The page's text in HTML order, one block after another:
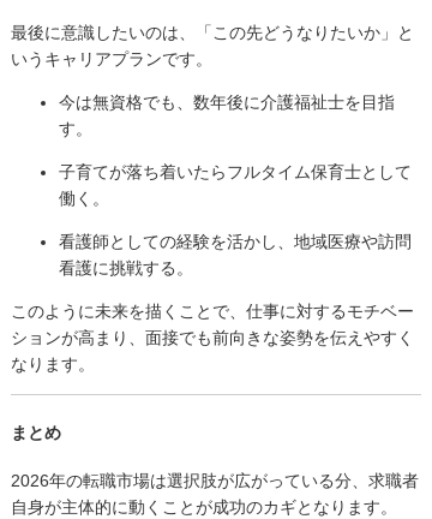
最後に意識したいのは、「この先どうなりたいか」と
いうキャリアプランです。
今は無資格でも、数年後に介護福祉士を目指
す。
子育てが落ち着いたらフルタイム保育士として
働く。
看護師としての経験を活かし、地域医療や訪問
看護に挑戦する。
このように未来を描くことで、仕事に対するモチベー
ションが高まり、面接でも前向きな姿勢を伝えやすく
なります。
まとめ
2026年の転職市場は選択肢が広がっている分、求職者
自身が主体的に動くことが成功のカギとなります。